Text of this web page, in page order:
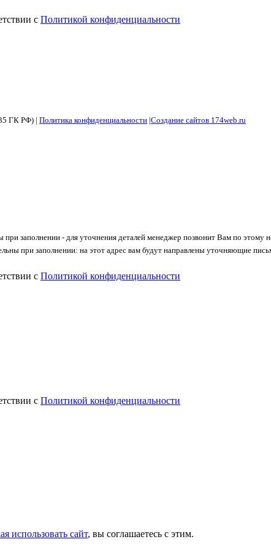
с Политикой конфиденциальности
ГК РФ) | Политика конфиденциальности |Создание сайтов 174web.ru
при заполнении - для уточнения деталей менеджер позвонит Вам по этому
при заполнении: на этот адрес вам будут направлены уточняющие
с Политикой конфиденциальности
с Политикой конфиденциальности
использовать сайт, вы соглашаетесь с этим.